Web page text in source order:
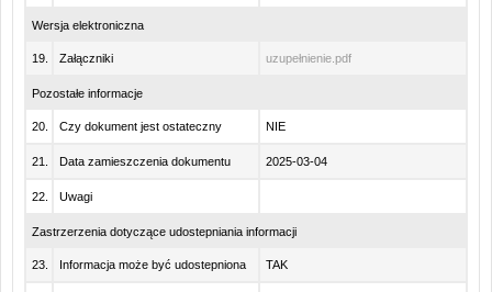
Wersja elektroniczna
19. Załączniki uzupełnienie.pdf
Pozostałe informacje
20. Czy dokument jest ostateczny NIE
21. Data zamieszczenia dokumentu 2025-03-04
22. Uwagi
Zastrzerzenia dotyczące udostepniania informacji
23. Informacja może być udostepniona TAK